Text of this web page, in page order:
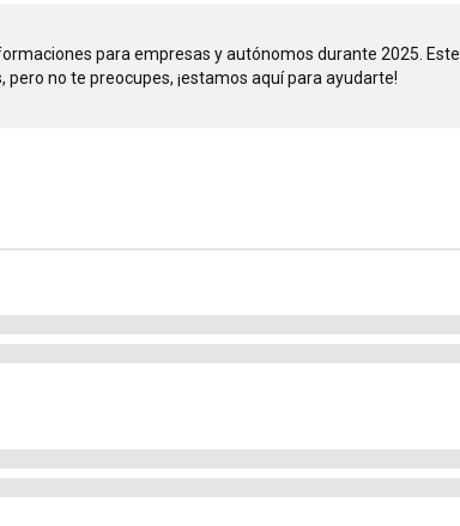
para empresas y autónomos durante 2025. Este